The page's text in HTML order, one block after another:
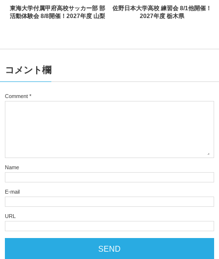
東海大学付属甲府高校サッカー部 部
活動体験会 8/8開催！2027年度 山梨
佐野日本大学高校 練習会 8/1他開催！
2027年度 栃木県
コメント欄
Comment *
Name
E-mail
URL